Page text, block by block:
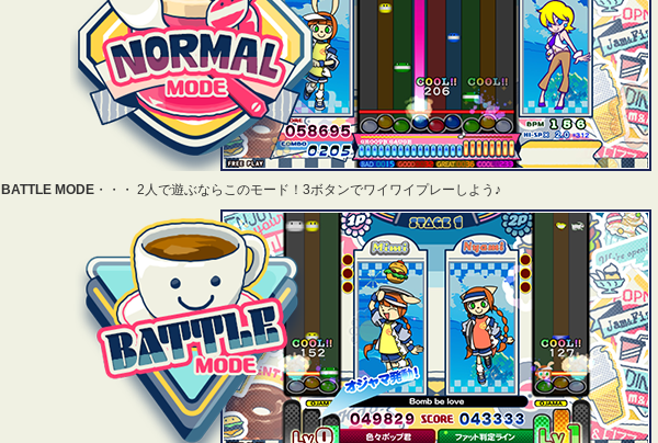
BATTLE MODE ・・・ 2人で遊ぶならこのモード！3ボタンでワイワイプレーしよう♪